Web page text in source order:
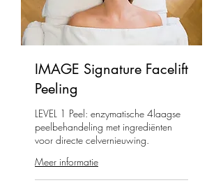
IMAGE Signature Facelift
Peeling
LEVEL 1 Peel: enzymatische 4laagse
peelbehandeling met ingrediënten
voor directe celvernieuwing.
Meer informatie